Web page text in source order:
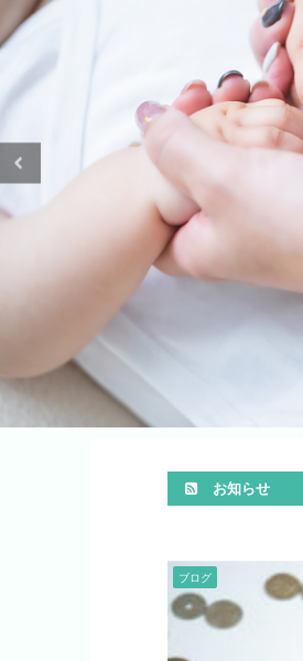
お知らせ
ブログ 保険のウラ話